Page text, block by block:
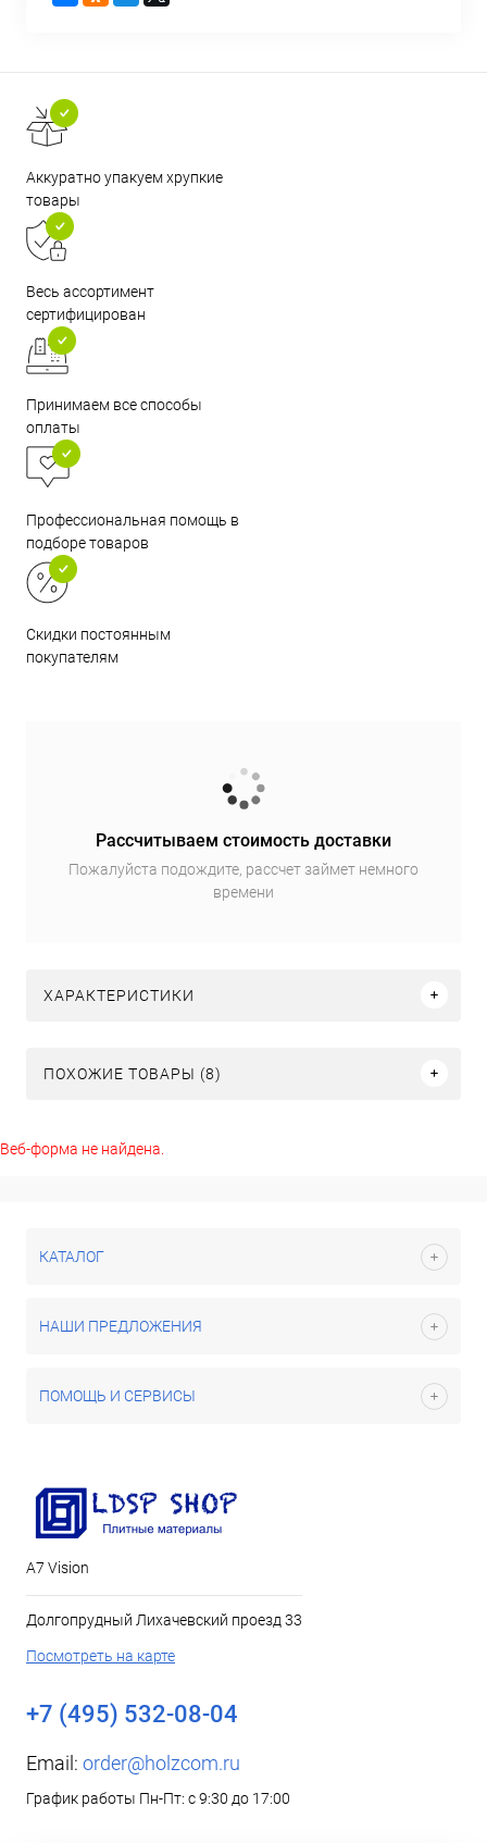
Аккуратно упакуем хрупкие
товары
Весь ассортимент
сертифицирован
Принимаем все способы
оплаты
Профессиональная помощь в
подборе товаров
Скидки постоянным
покупателям
Рассчитываем стоимость доставки
Пожалуйста подождите, рассчет займет немного
времени
ХАРАКТЕРИСТИКИ
ПОХОЖИЕ ТОВАРЫ (8)
Веб-форма не найдена.
КАТАЛОГ
НАШИ ПРЕДЛОЖЕНИЯ
ПОМОЩЬ И СЕРВИСЫ
А7 Vision
Долгопрудный Лихачевский проезд 33
Посмотреть на карте
+7 (495) 532-08-04
Email: order@holzcom.ru
График работы Пн-Пт: с 9:30 до 17:00